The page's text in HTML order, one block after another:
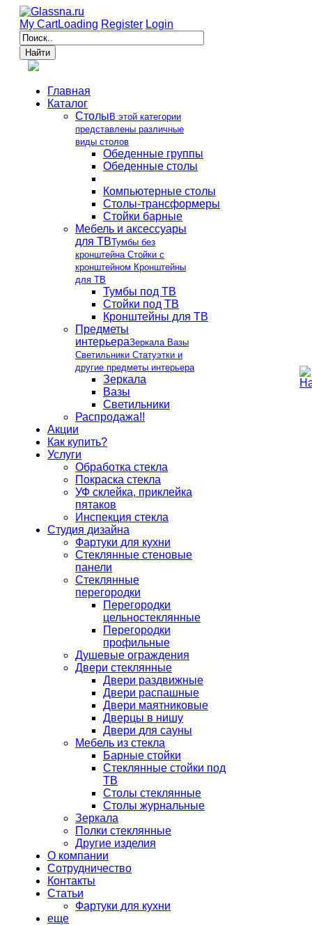
My CartLoading Register Login
Главная
Каталог
Столы В этой категории
представлены различные
виды столов
Обеденные группы
Обеденные столы
Компьютерные столы
Столы-трансформеры
Стойки барные
Мебель и аксессуары
для ТВТумбы без
кронштейна Стойки с
кронштейном Кронштейны
для ТВ
Тумбы под ТВ
Стойки под ТВ
Кронштейны для ТВ
Предметы
интерьераЗеркала Вазы
Светильники Статуэтки и
другие предметы интерьера
Зеркала
Вазы
Светильники
Распродажа!!
Акции
Как купить?
Услуги
Обработка стекла
Покраска стекла
УФ склейка, приклейка
пятаков
Инспекция стекла
Студия дизайна
Фартуки для кухни
Стеклянные стеновые
панели
Стеклянные
перегородки
Перегородки
цельностеклянные
Перегородки
профильные
Душевые ограждения
Двери стеклянные
Двери раздвижные
Двери распашные
Двери маятниковые
Дверцы в нишу
Двери для сауны
Мебель из стекла
Барные стойки
Стеклянные стойки под
ТВ
Столы стеклянные
Столы журнальные
Зеркала
Полки стеклянные
Другие изделия
О компании
Сотрудничество
Контакты
Статьи
Фартуки для кухни
еще